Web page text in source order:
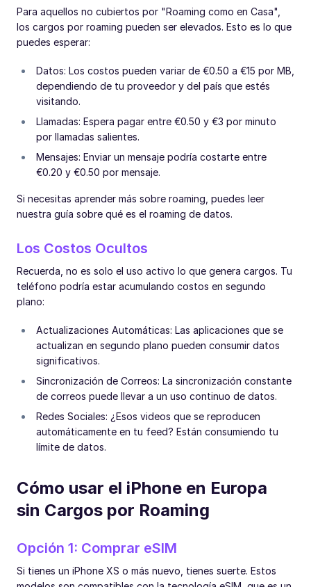
Para aquellos no cubiertos por "Roaming como en Casa",
los cargos por roaming pueden ser elevados. Esto es lo que
puedes esperar:
Datos: Los costos pueden variar de €0.50 a €15 por MB,
dependiendo de tu proveedor y del país que estés
visitando.
Llamadas: Espera pagar entre €0.50 y €3 por minuto
por llamadas salientes.
Mensajes: Enviar un mensaje podría costarte entre
€0.20 y €0.50 por mensaje.
Si necesitas aprender más sobre roaming, puedes leer
nuestra guía sobre qué es el roaming de datos.
Los Costos Ocultos
Recuerda, no es solo el uso activo lo que genera cargos. Tu
teléfono podría estar acumulando costos en segundo
plano:
Actualizaciones Automáticas: Las aplicaciones que se
actualizan en segundo plano pueden consumir datos
significativos.
Sincronización de Correos: La sincronización constante
de correos puede llevar a un uso continuo de datos.
Redes Sociales: ¿Esos videos que se reproducen
automáticamente en tu feed? Están consumiendo tu
límite de datos.
Cómo usar el iPhone en Europa
sin Cargos por Roaming
Opción 1: Comprar eSIM
Si tienes un iPhone XS o más nuevo, tienes suerte. Estos